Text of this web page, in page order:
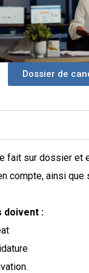
Dossier de
fait sur dossier et
compte, ainsi que
doivent :